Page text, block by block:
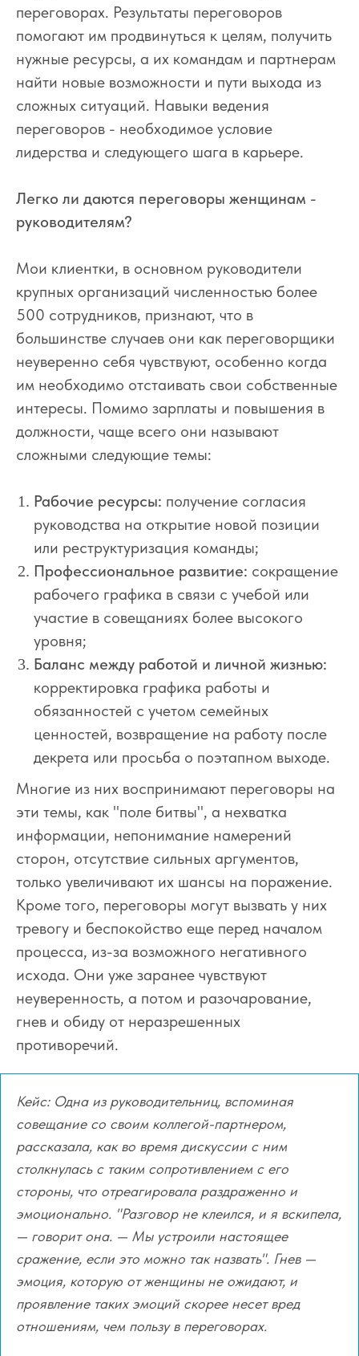
переговорах. Результаты переговоров
помогают им продвинуться к целям, получить
нужные ресурсы, а их командам и партнерам
найти новые возможности и пути выхода из
сложных ситуаций. Навыки ведения
переговоров - необходимое условие
лидерства и следующего шага в карьере.
Легко ли даются переговоры женщинам -
руководителям?
Мои клиентки, в основном руководители
крупных организаций численностью более
500 сотрудников, признают, что в
большинстве случаев они как переговорщики
неуверенно себя чувствуют, особенно когда
им необходимо отстаивать свои собственные
интересы. Помимо зарплаты и повышения в
должности, чаще всего они называют
сложными следующие темы:
Рабочие ресурсы: получение согласия
руководства на открытие новой позиции
или реструктуризация команды;
Профессиональное развитие: сокращение
рабочего графика в связи с учебой или
участие в совещаниях более высокого
уровня;
Баланс между работой и личной жизнью:
корректировка графика работы и
обязанностей с учетом семейных
ценностей, возвращение на работу после
декрета или просьба о поэтапном выходе.
Многие из них воспринимают переговоры на
эти темы, как "поле битвы", а нехватка
информации, непонимание намерений
сторон, отсутствие сильных аргументов,
только увеличивают их шансы на поражение.
Кроме того, переговоры могут вызвать у них
тревогу и беспокойство еще перед началом
процесса, из-за возможного негативного
исхода. Они уже заранее чувствуют
неуверенность, а потом и разочарование,
гнев и обиду от неразрешенных
противоречий.
Кейс: Одна из руководительниц, вспоминая
совещание со своим коллегой-партнером,
рассказала, как во время дискуссии с ним
столкнулась с таким сопротивлением с его
стороны, что отреагировала раздраженно и
эмоционально. "Разговор не клеился, и я вскипела,
— говорит она. — Мы устроили настоящее
сражение, если это можно так назвать". Гнев —
эмоция, которую от женщины не ожидают, и
проявление таких эмоций скорее несет вред
отношениям, чем пользу в переговорах.